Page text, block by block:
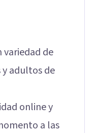
de
adultos de
online y
a las